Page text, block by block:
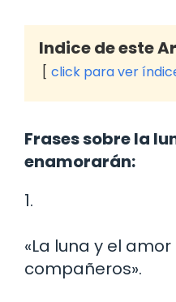
Indice de este
click para ver
Frases sobre la
enamorarán:
1.
«La luna y el
compañeros».